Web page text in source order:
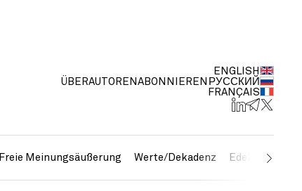
ÜBERAUTOREN ABONNIEREN
ENGLISH
РУССКИЙ
FRANÇAIS
Freie Meinungsäußerung Werte/Dekadenz Edelmetalle